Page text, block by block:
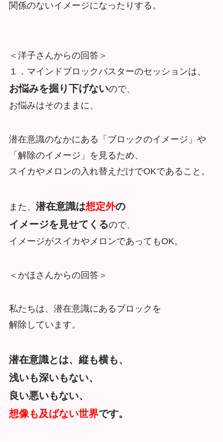
関係のないイメージになったりする。
＜洋子さんからの回答＞
１．マインドブロックバスターのセッションは、
お悩みを掘り下げないので、
お悩みはそのままに、
潜在意識のなかにある「ブロックのイメージ」や
「解除のイメージ」を見るため、
スイカやメロンの入れ替えだけでOKであること。
また、 潜在意識は想定外の
イメージを見せてくるので、
イメージがスイカやメロンであってもOK。
＜かほさんからの回答＞
私たちは、潜在意識にあるブロックを
解除しています。
潜在意識とは、縦も横も、
浅いも深いもない、
良い悪いもない、
想像も及ばない世界です。